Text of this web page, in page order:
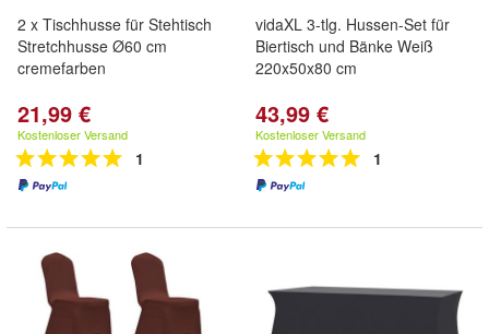
2 x Tischhusse für Stehtisch
Stretchhusse Ø60 cm
cremefarben
21,99 €
Kostenloser Versand
1
vidaXL 3-tlg. Hussen-Set für
Biertisch und Bänke Weiß
220x50x80 cm
43,99 €
Kostenloser Versand
1